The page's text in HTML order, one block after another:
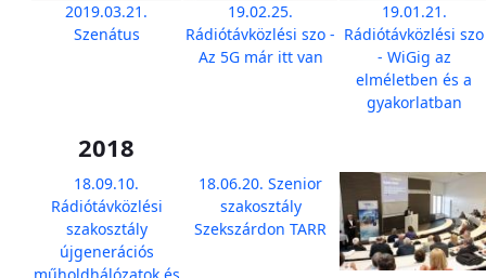
2019.03.21.
Szenátus
19.02.25.
Rádiótávközlési szo -
Az 5G már itt van
19.01.21.
Rádiótávközlési szo
- WiGig az
elméletben és a
gyakorlatban
2018
18.09.10.
Rádiótávközlési
szakosztály
újgenerációs
18.06.20. Szenior
szakosztály
Szekszárdon TARR